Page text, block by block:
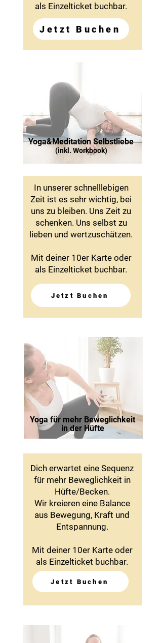
als Einzelticket buchbar.
Jetzt Buchen
Yoga&Meditation Selbstliebe
(inkl. Workbook)
In unserer schnelllebigen
Zeit ist es sehr wichtig, bei
uns zu bleiben. Uns Zeit zu
schenken. Uns selbst zu
lieben und wertzuschätzen.
Mit deiner 10er Karte oder
als Einzelticket buchbar.
Jetzt Buchen
Yoga für mehr Beweglichkeit
in der Hüfte
Dich erwartet eine Sequenz
für mehr Beweglichkeit in
Hüfte/Becken.
Wir kreieren eine Balance
aus Bewegung, Kraft und
Entspannung.
Mit deiner 10er Karte oder
als Einzelticket buchbar.
Jetzt Buchen